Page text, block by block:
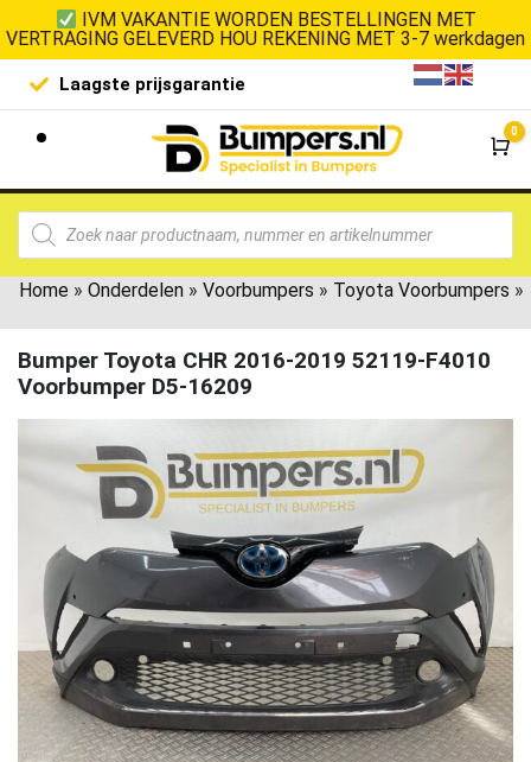
IVM VAKANTIE WORDEN BESTELLINGEN MET
VERTRAGING GELEVERD HOU REKENING MET 3-7 werkdagen
Laagste prijsgarantie De
0
Home » Onderdelen » Voorbumpers » Toyota Voorbumpers »
Bumper Toyota CHR 2016-2019 52119-F4010
Voorbumper D5-16209